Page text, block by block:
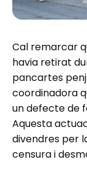
Cal remarcar
havia retirat
pancartes
coordinadora
un defecte de
Aquesta
divendres per
censura i